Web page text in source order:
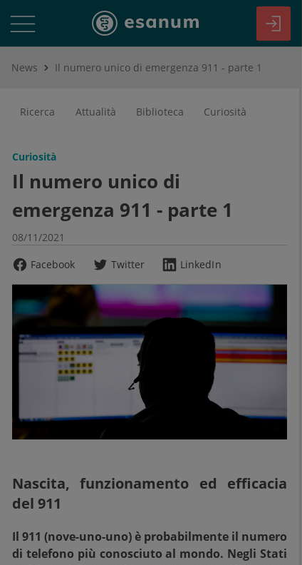
News Il numero unico di emergenza 911 - parte 1
Ricerca Attualità Biblioteca Curiosità
Curiosità
Il numero unico di
emergenza 911 - parte 1
08/11/2021
Facebook
Twitter LinkedIn
Nascita, funzionamento ed efficacia
del 911
Il 911 (nove-uno-uno) è probabilmente il numero
di telefono più conosciuto al mondo. Negli Stati